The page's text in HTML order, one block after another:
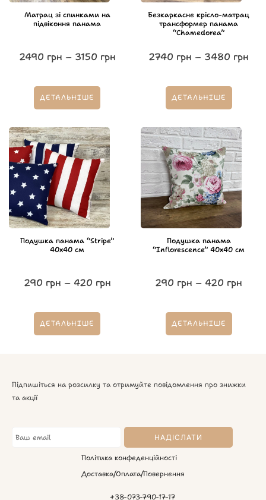
Матрац зі спинками на
підвіконня панама
2490 грн – 3150 грн
ДЕТАЛЬНІШЕ
Безкаркасне крісло-матрац
трансформер панама
“Chamedorea”
2740 грн – 3480 грн
ДЕТАЛЬНІШЕ
Подушка панама “Stripe”
40х40 см
290 грн – 420 грн
ДЕТАЛЬНІШЕ
Подушка панама
“Inflorescence” 40х40 см
290 грн – 420 грн
ДЕТАЛЬНІШЕ
Підпишіться на розсилку та отримуйте повідомлення про знижки
та акції
Політика конфеденційності
Доставка/Оплата/Повернення
+38-073-790-17-17